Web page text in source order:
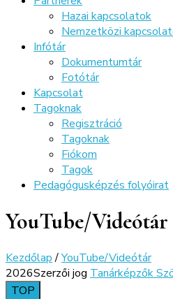
Hazai kapcsolatok
Nemzetközi
Infótár
Dokumentumtár
Fotótár
Kapcsolat
Tagoknak
Regisztráció
Tagoknak
Fiókom
Tagok
Pedagógusképzés folyóirat
YouTube/Videótár
Kezdőlap /YouTube/Videótár
2026Szerzői jog Tanárképzők
TOP